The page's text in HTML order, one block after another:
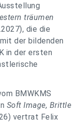
träumen
die die
der bildenden
in der ersten
BMWKMS
Soft Image, Brittle
vertrat Felix